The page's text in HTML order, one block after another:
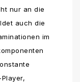
nur an die
auch die
im